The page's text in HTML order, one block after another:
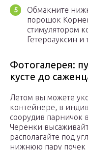
Обмакните
порошок
стимулятором
Гетероауксин и
Фотогалерея:
кусте до
Летом вы можете
контейнере, в
соорудив парничок
Черенки
располагайте под
нижнюю пару почек